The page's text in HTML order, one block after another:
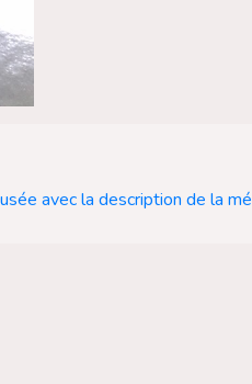
avec la description de la